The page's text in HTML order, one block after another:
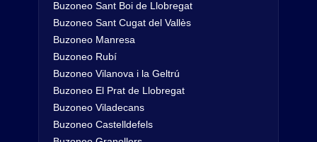
Buzoneo Sant Boi de Llobregat
Buzoneo Sant Cugat del Vallès
Buzoneo Manresa
Buzoneo Rubí
Buzoneo Vilanova i la Geltrú
Buzoneo El Prat de Llobregat
Buzoneo Viladecans
Buzoneo Castelldefels